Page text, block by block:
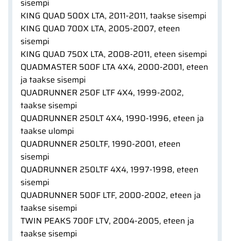
sisempi
KING QUAD 500X LTA, 2011-2011, taakse sisempi
KING QUAD 700X LTA, 2005-2007, eteen
sisempi
KING QUAD 750X LTA, 2008-2011, eteen sisempi
QUADMASTER 500F LTA 4X4, 2000-2001, eteen
ja taakse sisempi
QUADRUNNER 250F LTF 4X4, 1999-2002,
taakse sisempi
QUADRUNNER 250LT 4X4, 1990-1996, eteen ja
taakse ulompi
QUADRUNNER 250LTF, 1990-2001, eteen
sisempi
QUADRUNNER 250LTF 4X4, 1997-1998, eteen
sisempi
QUADRUNNER 500F LTF, 2000-2002, eteen ja
taakse sisempi
TWIN PEAKS 700F LTV, 2004-2005, eteen ja
taakse sisempi